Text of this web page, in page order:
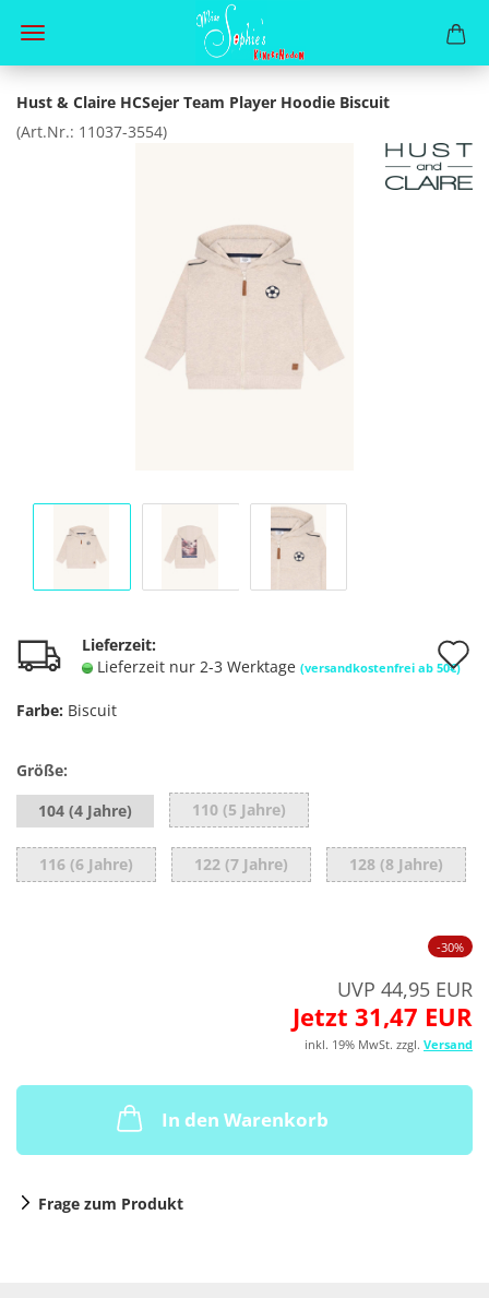
Hust & Claire HCSejer Team Player Hoodie Biscuit
(Art.Nr.: 11037-3554)
Lieferzeit:
Lieferzeit nur 2-3 Werktage (versandkostenfrei ab 50€)
Farbe: Biscuit
Größe:
104 (4 Jahre)
110 (5 Jahre)
116 (6 Jahre) 122 (7 Jahre) 128 (8 Jahre)
-30%
UVP 44,95 EUR
Jetzt 31,47 EUR
inkl. 19% MwSt. zzgl. Versand
In den Warenkorb
Frage zum Produkt